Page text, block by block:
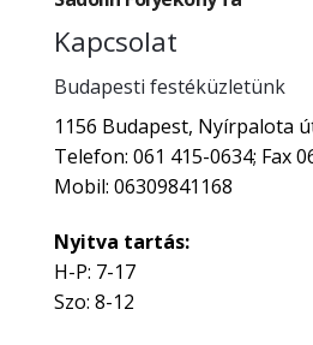
Kapcsolat
Budapesti festéküzletünk
1156 Budapest, Nyírpalota
Telefon: 061 415-0634; Fax
Mobil: 06309841168
Nyitva tartás:
H-P: 7-17
Szo: 8-12